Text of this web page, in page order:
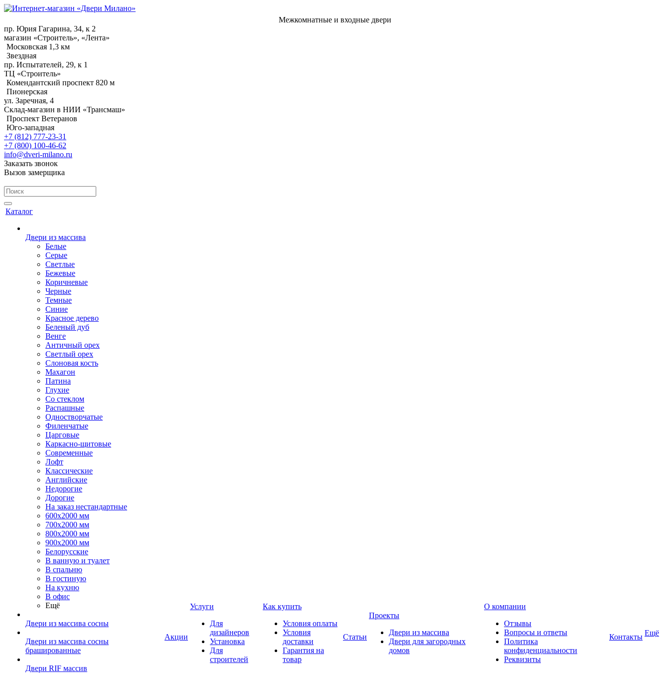
Межкомнатные и входные двери
пр. Юрия Гагарина, 34, к 2
магазин «Строитель», «Лента»
Московская 1,3 км
Звездная
пр. Испытателей, 29, к 1
ТЦ «Строитель»
Комендантский проспект 820 м
Пионерская
ул. Заречная, 4
Склад-магазин в НИИ «Трансмаш»
Проспект Ветеранов
Юго-западная
+7 (812) 777-23-31
+7 (800) 100-46-62
info@dveri-milano.ru
Заказать звонок
Вызов замерщика
Каталог
Двери из массива
Белые
Серые
Светлые
Бежевые
Коричневые
Черные
Темные
Синие
Красное дерево
Беленый дуб
Венге
Античный орех
Светлый орех
Слоновая кость
Махагон
Патина
Глухие
Со стеклом
Распашные
Одностворчатые
Филенчатые
Царговые
Каркасно-щитовые
Современные
Лофт
Классические
Английские
Недорогие
Дорогие
На заказ нестандартные
600х2000 мм
700х2000 мм
800х2000 мм
900х2000 мм
Белорусские
В ванную и туалет
В спальню
В гостиную
На кухню
В офис
Ещё
Двери из массива сосны
Двери из массива сосны
брашированные
Двери RIF массив
Акции
Услуги
Для
дизайнеров
Установка
Для
строителей
Как купить
Условия оплаты
Условия
доставки
Гарантия на
товар
Статьи
Проекты
Двери из массива
Двери для загородных
домов
О компании
Отзывы
Вопросы и ответы
Политика
конфиденциальности
Реквизиты
Контакты Ещё